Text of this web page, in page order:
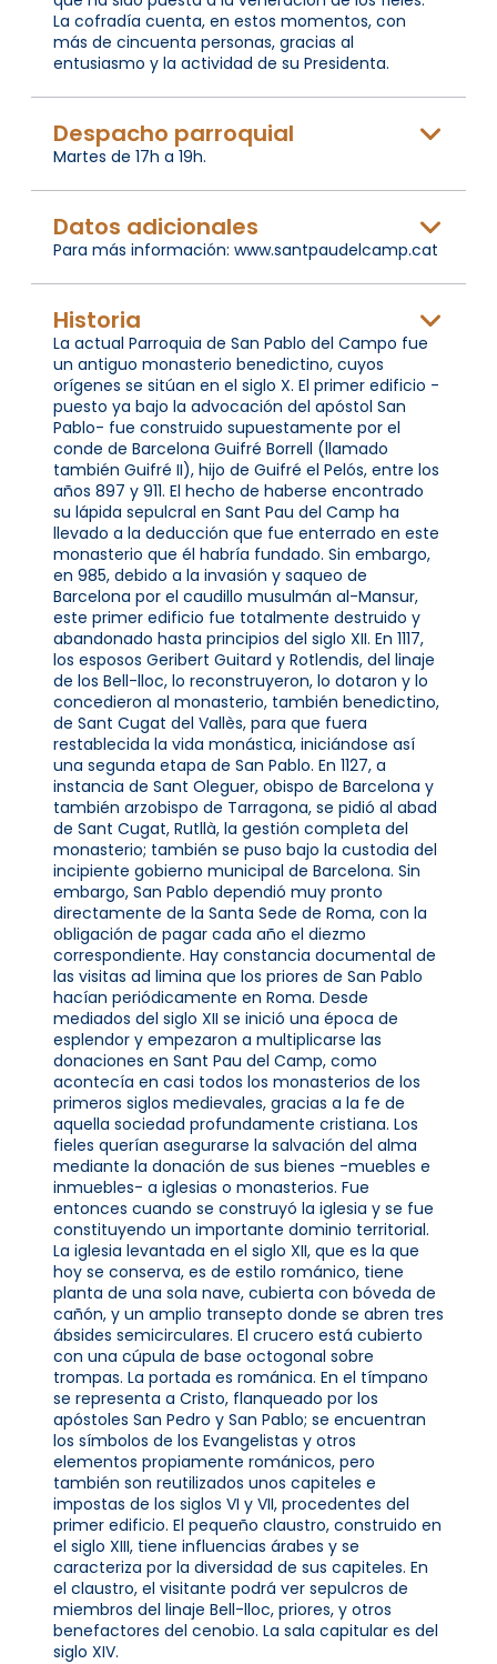
La cofradía cuenta, en estos momentos, con
más de cincuenta personas, gracias al
entusiasmo y la actividad de su Presidenta.
Despacho parroquial
Martes de 17h a 19h.
Datos adicionales
Para más información: www.santpaudelcamp.cat
Historia
La actual Parroquia de San Pablo del Campo fue
un antiguo monasterio benedictino, cuyos
orígenes se sitúan en el siglo X. El primer edificio -
puesto ya bajo la advocación del apóstol San
Pablo- fue construido supuestamente por el
conde de Barcelona Guifré Borrell (llamado
también Guifré II), hijo de Guifré el Pelós, entre los
años 897 y 911. El hecho de haberse encontrado
su lápida sepulcral en Sant Pau del Camp ha
llevado a la deducción que fue enterrado en este
monasterio que él habría fundado. Sin embargo,
en 985, debido a la invasión y saqueo de
Barcelona por el caudillo musulmán al-Mansur,
este primer edificio fue totalmente destruido y
abandonado hasta principios del siglo XII. En 1117,
los esposos Geribert Guitard y Rotlendis, del linaje
de los Bell-lloc, lo reconstruyeron, lo dotaron y lo
concedieron al monasterio, también benedictino,
de Sant Cugat del Vallès, para que fuera
restablecida la vida monástica, iniciándose así
una segunda etapa de San Pablo. En 1127, a
instancia de Sant Oleguer, obispo de Barcelona y
también arzobispo de Tarragona, se pidió al abad
de Sant Cugat, Rutllà, la gestión completa del
monasterio; también se puso bajo la custodia del
incipiente gobierno municipal de Barcelona. Sin
embargo, San Pablo dependió muy pronto
directamente de la Santa Sede de Roma, con la
obligación de pagar cada año el diezmo
correspondiente. Hay constancia documental de
las visitas ad limina que los priores de San Pablo
hacían periódicamente en Roma. Desde
mediados del siglo XII se inició una época de
esplendor y empezaron a multiplicarse las
donaciones en Sant Pau del Camp, como
acontecía en casi todos los monasterios de los
primeros siglos medievales, gracias a la fe de
aquella sociedad profundamente cristiana. Los
fieles querían asegurarse la salvación del alma
mediante la donación de sus bienes -muebles e
inmuebles- a iglesias o monasterios. Fue
entonces cuando se construyó la iglesia y se fue
constituyendo un importante dominio territorial.
La iglesia levantada en el siglo XII, que es la que
hoy se conserva, es de estilo románico, tiene
planta de una sola nave, cubierta con bóveda de
cañón, y un amplio transepto donde se abren tres
ábsides semicirculares. El crucero está cubierto
con una cúpula de base octogonal sobre
trompas. La portada es románica. En el tímpano
se representa a Cristo, flanqueado por los
apóstoles San Pedro y San Pablo; se encuentran
los símbolos de los Evangelistas y otros
elementos propiamente románicos, pero
también son reutilizados unos capiteles e
impostas de los siglos VI y VII, procedentes del
primer edificio. El pequeño claustro, construido en
el siglo XIII, tiene influencias árabes y se
caracteriza por la diversidad de sus capiteles. En
el claustro, el visitante podrá ver sepulcros de
miembros del linaje Bell-lloc, priores, y otros
benefactores del cenobio. La sala capitular es del
siglo XIV.